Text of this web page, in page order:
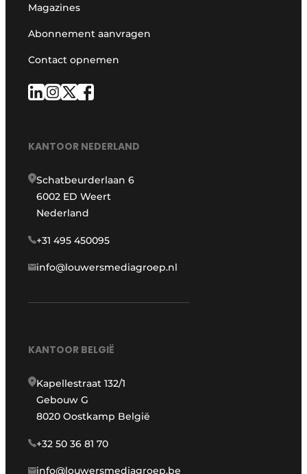
Magazines
Abonnement aanvragen
Contact opnemen
KANTOOR NEDERLAND
Schatbeurderlaan 6
6002 ED Weert
Nederland
+31 495 450095
info@louwersmediagroep.nl
KANTOOR BELGIË
Kapellestraat 132/1
Gebouw G
8020 Oostkamp België
+32 50 36 81 70
info@louwersmediagroep.be